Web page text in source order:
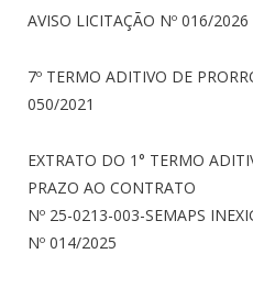
AVISO LICITAÇÃO Nº 016/2026
7º TERMO ADITIVO DE
050/2021
EXTRATO DO 1° TERMO
PRAZO AO CONTRATO
Nº 25-0213-003-SEMAPS
Nº 014/2025